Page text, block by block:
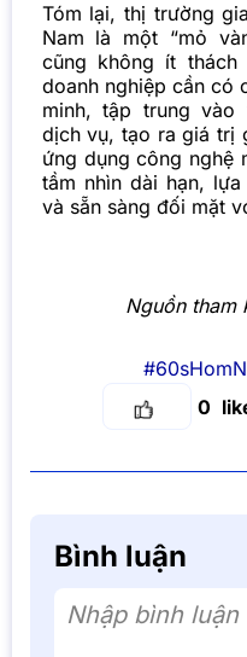
Tóm lại, thị trường
Nam là một “mỏ
cũng không ít
doanh nghiệp cần có
minh, tập trung vào
dịch vụ, tạo ra giá trị
ứng dụng công nghệ
tầm nhìn dài hạn,
và sẵn sàng đối mặt
Nguồn tham
0
Bình luận
Nhập bình luận